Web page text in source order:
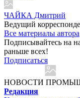
ЧАЙКА Дмитрий
Ведущий
Все материалы автора
Подписывайтесь на
раньше всех!
Подписаться
НОВОСТИ
Редакция